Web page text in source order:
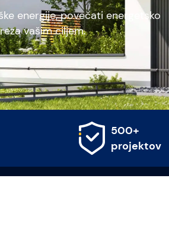
energije, povečati energetsko
vašim ciljem.
Merljivi
prihranki